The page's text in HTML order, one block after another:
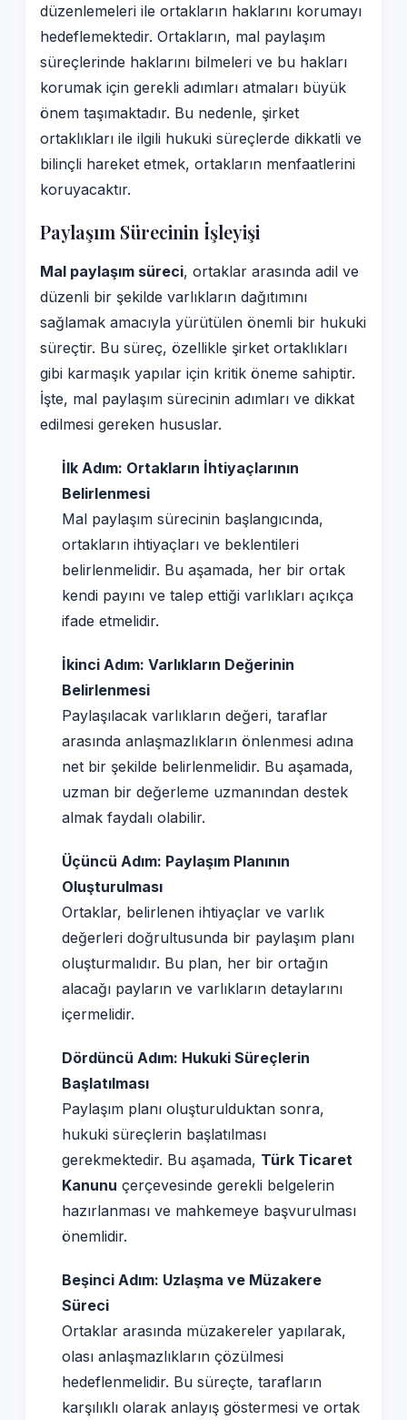
düzenlemeleri ile ortakların haklarını korumayı
hedeflemektedir. Ortakların, mal paylaşım
süreçlerinde haklarını bilmeleri ve bu hakları
korumak için gerekli adımları atmaları büyük
önem taşımaktadır. Bu nedenle, şirket
ortaklıkları ile ilgili hukuki süreçlerde dikkatli ve
bilinçli hareket etmek, ortakların menfaatlerini
koruyacaktır.
Paylaşım Sürecinin İşleyişi
Mal paylaşım süreci, ortaklar arasında adil ve
düzenli bir şekilde varlıkların dağıtımını
sağlamak amacıyla yürütülen önemli bir hukuki
süreçtir. Bu süreç, özellikle şirket ortaklıkları
gibi karmaşık yapılar için kritik öneme sahiptir.
İşte, mal paylaşım sürecinin adımları ve dikkat
edilmesi gereken hususlar.
İlk Adım: Ortakların İhtiyaçlarının
Belirlenmesi
Mal paylaşım sürecinin başlangıcında,
ortakların ihtiyaçları ve beklentileri
belirlenmelidir. Bu aşamada, her bir ortak
kendi payını ve talep ettiği varlıkları açıkça
ifade etmelidir.
İkinci Adım: Varlıkların Değerinin
Belirlenmesi
Paylaşılacak varlıkların değeri, taraflar
arasında anlaşmazlıkların önlenmesi adına
net bir şekilde belirlenmelidir. Bu aşamada,
uzman bir değerleme uzmanından destek
almak faydalı olabilir.
Üçüncü Adım: Paylaşım Planının
Oluşturulması
Ortaklar, belirlenen ihtiyaçlar ve varlık
değerleri doğrultusunda bir paylaşım planı
oluşturmalıdır. Bu plan, her bir ortağın
alacağı payların ve varlıkların detaylarını
içermelidir.
Dördüncü Adım: Hukuki Süreçlerin
Başlatılması
Paylaşım planı oluşturulduktan sonra,
hukuki süreçlerin başlatılması
gerekmektedir. Bu aşamada, Türk Ticaret
Kanunu çerçevesinde gerekli belgelerin
hazırlanması ve mahkemeye başvurulması
önemlidir.
Beşinci Adım: Uzlaşma ve Müzakere
Süreci
Ortaklar arasında müzakereler yapılarak,
olası anlaşmazlıkların çözülmesi
hedeflenmelidir. Bu süreçte, tarafların
karşılıklı olarak anlayış göstermesi ve ortak